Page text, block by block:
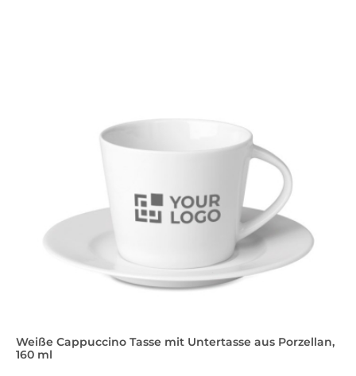
Weiße Cappuccino Tasse mit Untertasse aus Porzellan,
160 ml